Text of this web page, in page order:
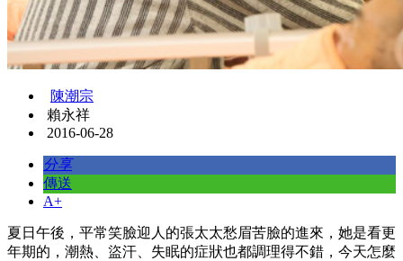
陳潮宗
賴永祥
2016-06-28
分享
傳送
A+
夏日午後，平常笑臉迎人的張太太愁眉苦臉的進來，她是看更
年期的，潮熱、盜汗、失眠的症狀也都調理得不錯，今天怎麼